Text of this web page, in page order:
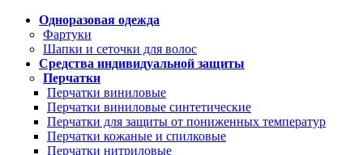
Одноразовая одежда
Фартуки
Шапки и сеточки для волос
Средства индивидуальной защиты
Перчатки
Перчатки виниловые
Перчатки виниловые синтетические
Перчатки для защиты от пониженных температур
Перчатки кожаные и спилковые
Перчатки нитриловые